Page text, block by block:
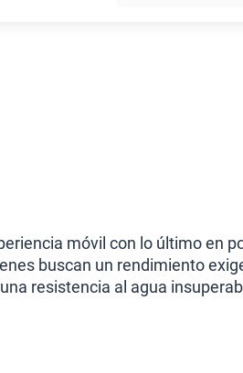
móvil con lo último en
buscan un rendimiento
resistencia al agua